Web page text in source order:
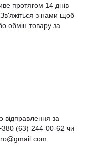
протягом 14 днів
з нами щоб
обмін товару за
відправлення за
(63) 244-00-62 чи